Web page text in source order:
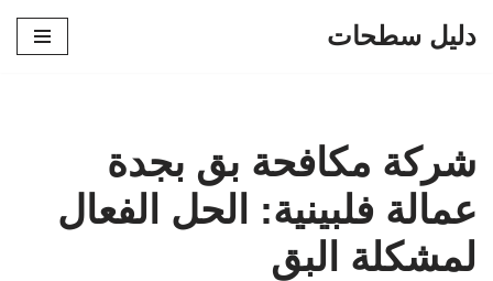
دليل سطحات
شركة مكافحة بق بجدة
عمالة فلبينية: الحل الفعال
لمشكلة البق